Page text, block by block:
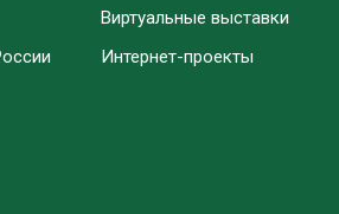
Виртуальные выставки
Интернет-проекты